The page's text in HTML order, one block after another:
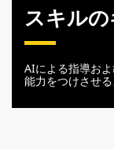
スキル
AIによる指導お
能力をつけさせる